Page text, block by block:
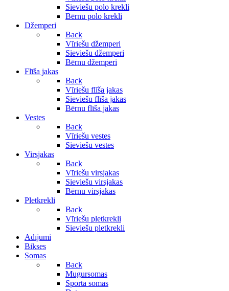
Sieviešu polo krekli
Bērnu polo krekli
Džemperi
Back
Vīriešu džemperi
Sieviešu džemperi
Bērnu džemperi
Flīša jakas
Back
Vīriešu flīša jakas
Sieviešu flīša jakas
Bērnu flīša jakas
Vestes
Back
Vīriešu vestes
Sieviešu vestes
Virsjakas
Back
Vīriešu virsjakas
Sieviešu virsjakas
Bērnu virsjakas
Pletkrekli
Back
Vīriešu pletkrekli
Sieviešu pletkrekli
Adījumi
Bikses
Somas
Back
Mugursomas
Sporta somas